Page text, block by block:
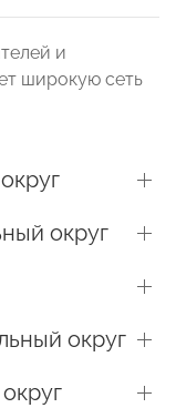
и
широкую сеть
округ
округ